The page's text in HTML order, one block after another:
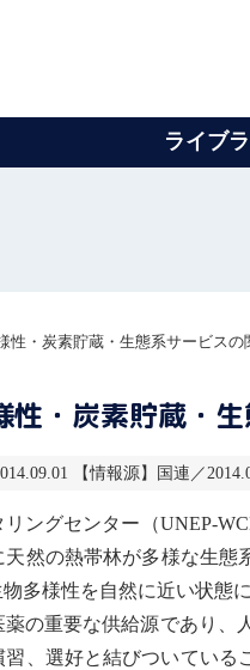
ライブ
性・炭素貯蔵・生態系サービスの
・炭素貯蔵・
【情報源】国連／
ングセンター （UNEP-
天然の熱帯林が多様な生態
物多様性を自然に近い状態
の重要な供給源であり、
、選好と結びついてい